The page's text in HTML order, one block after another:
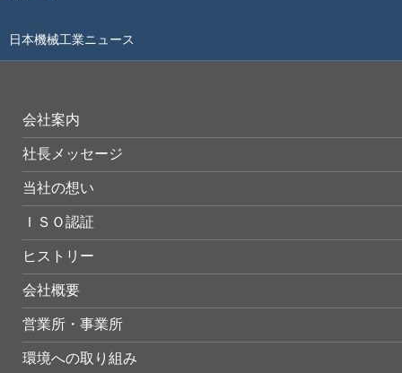
日本機械工業ニュース
会社案内
社長メッセージ
当社の想い
ＩＳＯ認証
ヒストリー
会社概要
営業所・事業所
環境への取り組み